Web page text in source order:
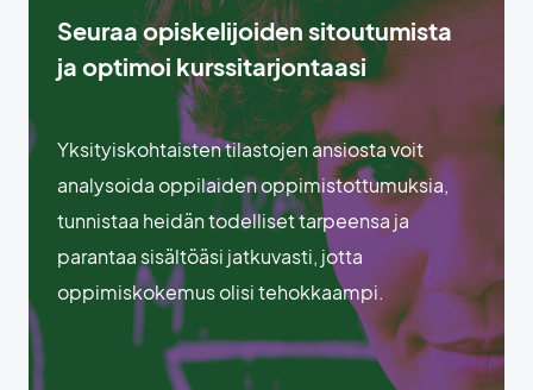
Seuraa opiskelijoiden sitoutumista
ja optimoi kurssitarjontaasi
Yksityiskohtaisten tilastojen ansiosta voit
analysoida oppilaiden oppimistottumuksia,
tunnistaa heidän todelliset tarpeensa ja
parantaa sisältöäsi jatkuvasti, jotta
oppimiskokemus olisi tehokkaampi.